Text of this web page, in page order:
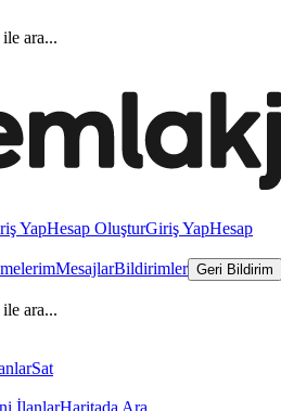
ara...
YapHesap OluşturGiriş YapHesap
MesajlarBildirimler Geri Bildirim
ara...
Sat
İlanlarHaritada Ara